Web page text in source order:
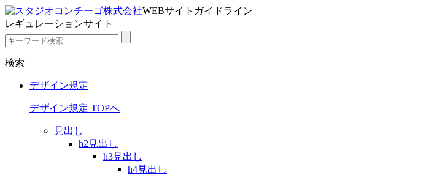
WEBサイトガイドライン
レギュレーションサイト
検索
デザイン規定
デザイン規定 TOPへ
見出し
h2見出し
h3見出し
h4見出し